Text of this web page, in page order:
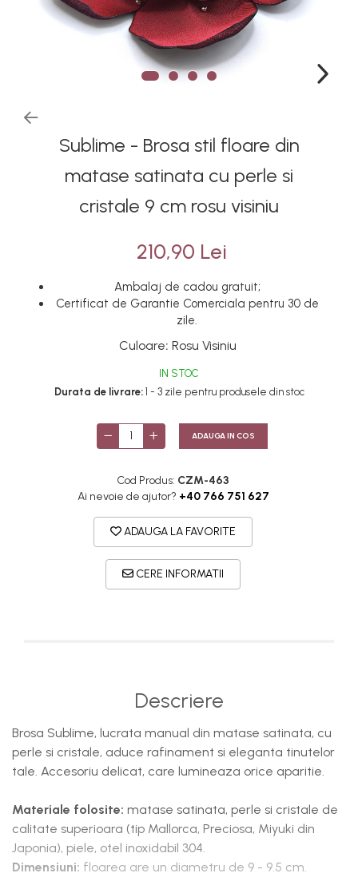
Sublime - Brosa stil floare din
matase satinata cu perle si
cristale 9 cm rosu visiniu
210,90 Lei
Ambalaj de cadou gratuit;
Certificat de Garantie Comerciala pentru 30 de
zile.
Culoare: Rosu Visiniu
IN STOC
Durata de livrare:1 - 3 zile pentru produsele din stoc
ADAUGA IN COS
Cod Produs: CZM-463
Ai nevoie de ajutor? +40 766 751 627
ADAUGA LA FAVORITE
CERE INFORMATII
Descriere
Brosa Sublime, lucrata manual din matase satinata, cu
perle si cristale, aduce rafinament si eleganta tinutelor
tale. Accesoriu delicat, care lumineaza orice aparitie.
Materiale folosite: matase satinata, perle si cristale de
calitate superioara (tip Mallorca, Preciosa, Miyuki din
Japonia), piele, otel inoxidabil 304.
Dimensiuni: floarea are un diametru de 9 - 9.5 cm.